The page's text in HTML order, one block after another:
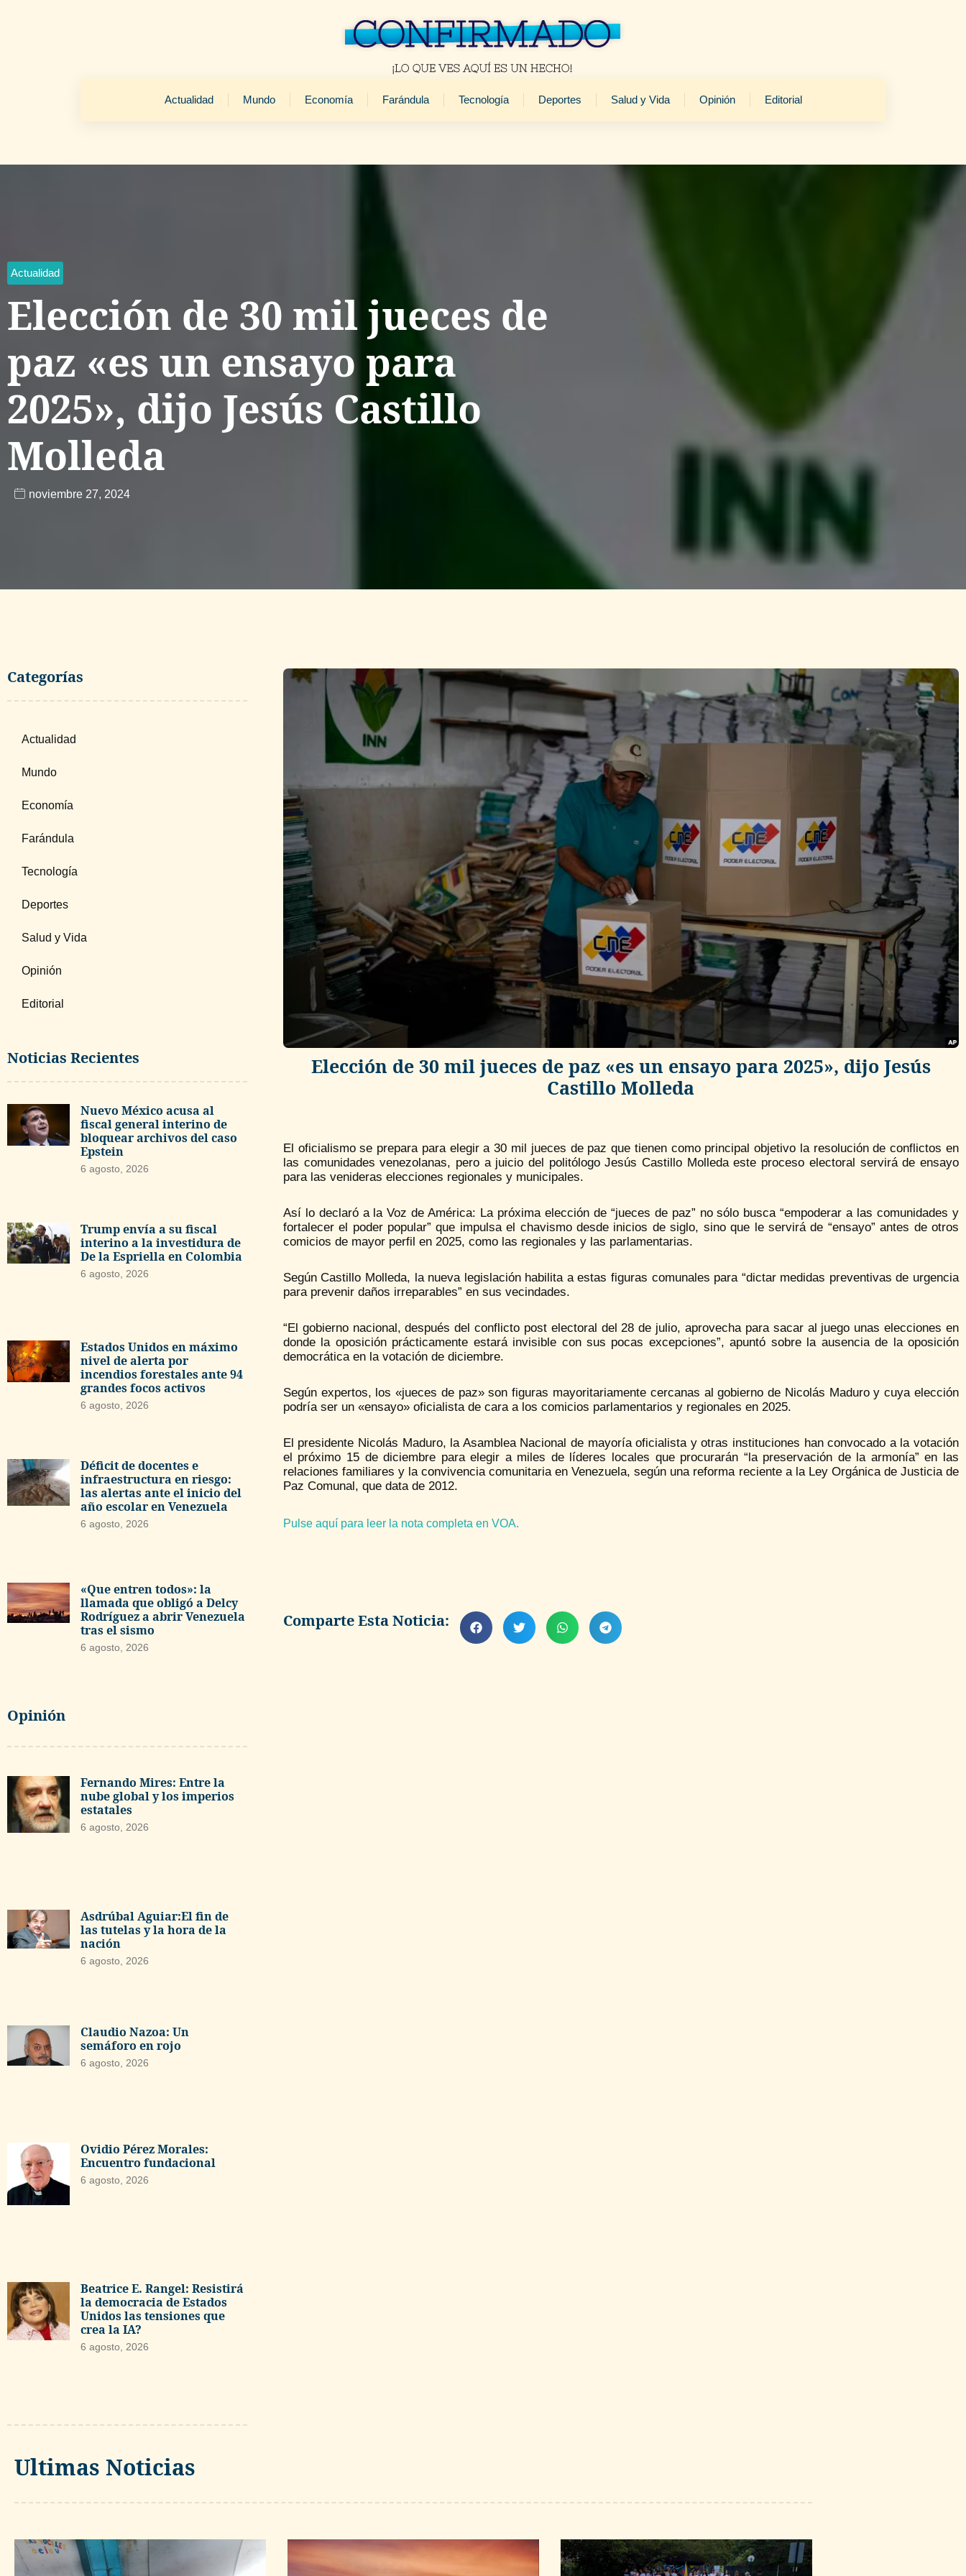
Actualidad Mundo Economía Farándula Tecnología Deportes Salud y Vida Opinión Editorial
Actualidad
Elección de 30 mil jueces de
paz «es un ensayo para
2025», dijo Jesús Castillo
Molleda
noviembre 27, 2024
Categorías
Actualidad
Mundo
Economía
Farándula
Tecnología
Deportes
Salud y Vida
Opinión
Editorial
Noticias Recientes
Nuevo México acusa al
fiscal general interino de
bloquear archivos del caso
Epstein
6 agosto, 2026
Trump envía a su fiscal
interino a la investidura de
De la Espriella en Colombia
6 agosto, 2026
Estados Unidos en máximo
nivel de alerta por
incendios forestales ante 94
grandes focos activos
6 agosto, 2026
Déficit de docentes e
infraestructura en riesgo:
las alertas ante el inicio del
año escolar en Venezuela
6 agosto, 2026
«Que entren todos»: la
llamada que obligó a Delcy
Rodríguez a abrir Venezuela
tras el sismo
6 agosto, 2026
Opinión
Fernando Mires: Entre la
nube global y los imperios
estatales
6 agosto, 2026
Asdrúbal Aguiar:El fin de
las tutelas y la hora de la
nación
6 agosto, 2026
Claudio Nazoa: Un
semáforo en rojo
6 agosto, 2026
Ovidio Pérez Morales:
Encuentro fundacional
6 agosto, 2026
Beatrice E. Rangel: Resistirá
la democracia de Estados
Unidos las tensiones que
crea la IA?
6 agosto, 2026
Elección de 30 mil jueces de paz «es un ensayo para 2025», dijo Jesús
Castillo Molleda
El oficialismo se prepara para elegir a 30 mil jueces de paz que tienen como principal objetivo la resolución de conflictos en
las comunidades venezolanas, pero a juicio del politólogo Jesús Castillo Molleda este proceso electoral servirá de ensayo
para las venideras elecciones regionales y municipales.
Así lo declaró a la Voz de América: La próxima elección de “jueces de paz” no sólo busca “empoderar a las comunidades y
fortalecer el poder popular” que impulsa el chavismo desde inicios de siglo, sino que le servirá de “ensayo” antes de otros
comicios de mayor perfil en 2025, como las regionales y las parlamentarias.
Según Castillo Molleda, la nueva legislación habilita a estas figuras comunales para “dictar medidas preventivas de urgencia
para prevenir daños irreparables” en sus vecindades.
“El gobierno nacional, después del conflicto post electoral del 28 de julio, aprovecha para sacar al juego unas elecciones en
donde la oposición prácticamente estará invisible con sus pocas excepciones”, apuntó sobre la ausencia de la oposición
democrática en la votación de diciembre.
Según expertos, los «jueces de paz» son figuras mayoritariamente cercanas al gobierno de Nicolás Maduro y cuya elección
podría ser un «ensayo» oficialista de cara a los comicios parlamentarios y regionales en 2025.
El presidente Nicolás Maduro, la Asamblea Nacional de mayoría oficialista y otras instituciones han convocado a la votación
el próximo 15 de diciembre para elegir a miles de líderes locales que procurarán “la preservación de la armonía” en las
relaciones familiares y la convivencia comunitaria en Venezuela, según una reforma reciente a la Ley Orgánica de Justicia de
Paz Comunal, que data de 2012.
Pulse aquí para leer la nota completa en VOA.
Comparte Esta Noticia:
Ultimas Noticias